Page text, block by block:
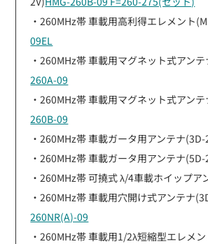
・260MHz帯 車載用高利得エレメント
09EL
・260MHz帯 車載用マグネット式アン
260A-09
・260MHz帯 車載用マグネット式アン
260B-09
・260MHz帯 車載ガータ用アンテナ(3D-
・260MHz帯 車載ガータ用アンテナ(5D-
・260MHz帯 可撓式 λ/4車載ホイップア
・260MHz帯 車載用穴開け式アンテナ
260NR(A)-09
・260MHz帯 車載用1/2λ短縮型エレメ